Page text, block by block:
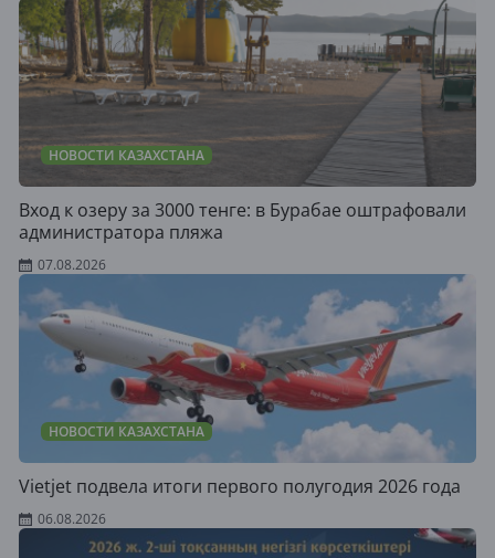
НОВОСТИ КАЗАХСТАНА
Вход к озеру за 3000 тенге: в Бурабае оштрафовали
администратора пляжа
07.08.2026
НОВОСТИ КАЗАХСТАНА
Vietjet подвела итоги первого полугодия 2026 года
06.08.2026